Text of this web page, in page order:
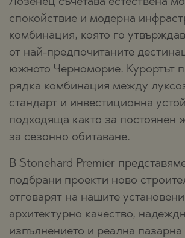
спокойствие и модерна
комбинация, която го
от най-предпочитаните
южното Черноморие. Курортът
рядка комбинация между
стандарт и инвестиционна
подходяща както за постоянен
за сезонно обитаване.
В Stonehard Premier
подбрани проекти ново
отговарят на нашите
архитектурно качество,
изпълнението и реална пазарна